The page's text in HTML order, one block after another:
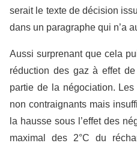
serait le texte de décision
dans un paragraphe qui n’a
Aussi surprenant que cela
réduction des gaz à effet
partie de la négociation.
non contraignants mais
la hausse sous l’effet des
maximal des 2°C du